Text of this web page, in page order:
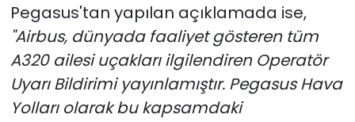
Pegasus'tan yapılan açıklamada ise,
"Airbus, dünyada faaliyet gösteren tüm
A320 ailesi uçakları ilgilendiren Operatör
Uyarı Bildirimi yayınlamıştır. Pegasus Hava
Yolları olarak bu kapsamdaki